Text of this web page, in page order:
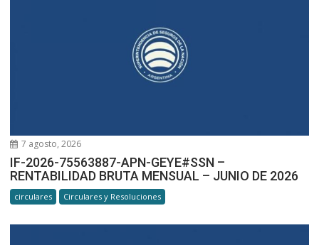
7 agosto, 2026
IF-2026-75563887-APN-GEYE#SSN –
RENTABILIDAD BRUTA MENSUAL – JUNIO DE 2026
circulares Circulares y Resoluciones